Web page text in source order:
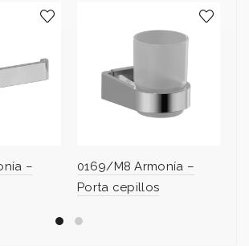
–
0169/M8 Armonía –
Porta cepillos